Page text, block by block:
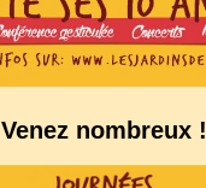
Venez nombreux !